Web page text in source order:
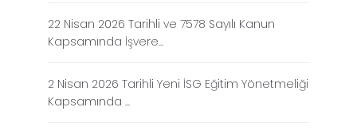
22 Nisan 2026 Tarihli ve 7578 Sayılı Kanun
Kapsamında İşvere...
2 Nisan 2026 Tarihli Yeni İSG Eğitim Yönetmeliği
Kapsamında ...